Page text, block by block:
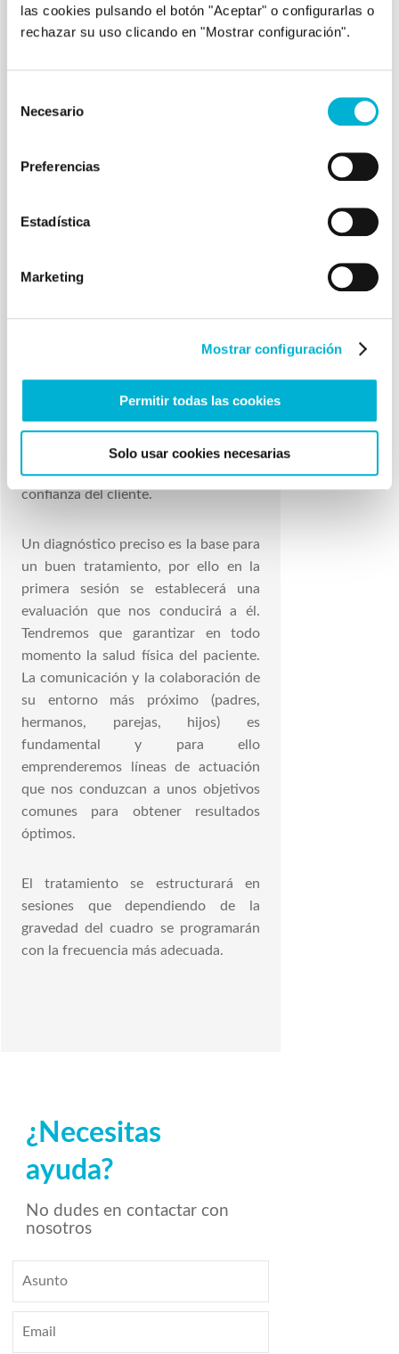
las cookies pulsando el botón "Aceptar" o configurarlas o
rechazar su uso clicando en "Mostrar configuración".
Necesario
Preferencias
Estadística
Marketing
Mostrar configuración
Permitir todas las cookies
Solo usar cookies necesarias
Tratamiento de
alimentaria en
Psicólogos
Alonso Echagüe
Mi cuerpo, mi enemigo.
de la persona que padece el trastorno
a asistir a consulta ya que esta no
identifica ningún problema por el que
tenga que pedir ayuda, por lo tanto, el
psicólogo trabajará para ganarse la
confianza del cliente.
Un diagnóstico preciso es la base para
un buen tratamiento, por ello en la
primera sesión se establecerá una
evaluación que nos conducirá a él.
Tendremos que garantizar en todo
momento la salud física del paciente.
La comunicación y la colaboración de
su entorno más próximo (padres,
hermanos, parejas, hijos) es
fundamental y para ello
emprenderemos líneas de actuación
que nos conduzcan a unos objetivos
comunes para obtener resultados
óptimos.
El tratamiento se estructurará en
sesiones que dependiendo de la
gravedad del cuadro se programarán
con la frecuencia más adecuada.
¿Necesitas
ayuda?
No dudes en contactar con
nosotros